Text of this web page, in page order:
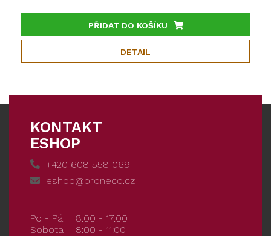
PŘIDAT DO KOŠÍKU
DETAIL
KONTAKT
ESHOP
+420 608 558 069
eshop@proneco.cz
Po - Pá
8:00 - 17:00
Sobota
8:00 - 11:00